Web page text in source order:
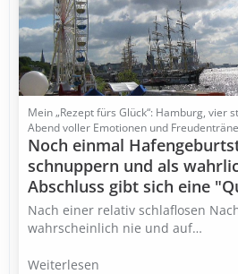
Mein „Rezept fürs Glück“: Hamburg, vier
Abend voller Emotionen und
Noch einmal
schnuppern und als
Abschluss gibt sich eine
Nach einer relativ schlaflosen
wahrscheinlich nie und auf…
Weiterlesen